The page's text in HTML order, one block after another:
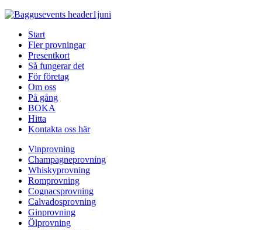
Start
Fler provningar
Presentkort
Så fungerar det
För företag
Om oss
På gång
BOKA
Hitta
Kontakta oss här
Vinprovning
Champagneprovning
Whiskyprovning
Romprovning
Cognacsprovning
Calvadosprovning
Ginprovning
Ölprovning